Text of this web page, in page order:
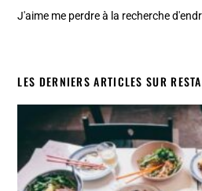
J'aime me perdre à la recherche
LES DERNIERS ARTICLES SUR